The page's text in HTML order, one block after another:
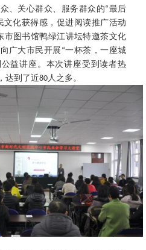
、关心群众、服务群众的“最后
文化获得感，促进阅读推广活动
市图书馆鸭绿江讲坛特邀茶文化
广大市民开展 “一杯茶，一座城
益讲座。 本次讲座受到读者热
， 达到了近80人之多。